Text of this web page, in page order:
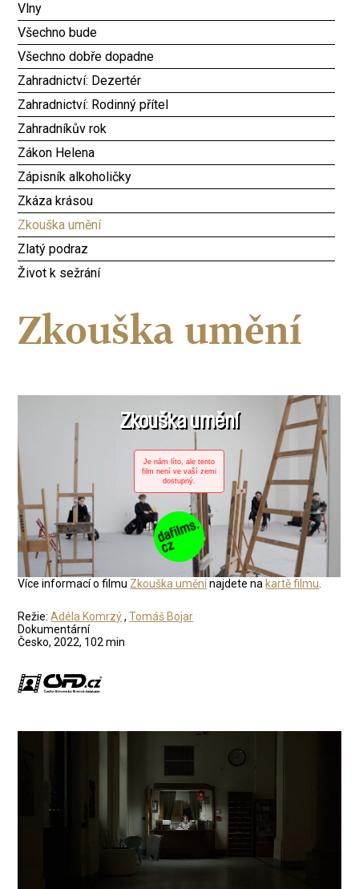
Vlny
Všechno bude
Všechno dobře dopadne
Zahradnictví: Dezertér
Zahradnictví: Rodinný přítel
Zahradníkův rok
Zákon Helena
Zápisník alkoholičky
Zkáza krásou
Zkouška umění
Zlatý podraz
Život k sežrání
Zkouška umění
Více informací o filmu Zkouška uměnínajdete na kartě filmu
Režie:Adéla Komrzý,Tomáš Bojar
Dokumentární
Česko, 2022, 102 min